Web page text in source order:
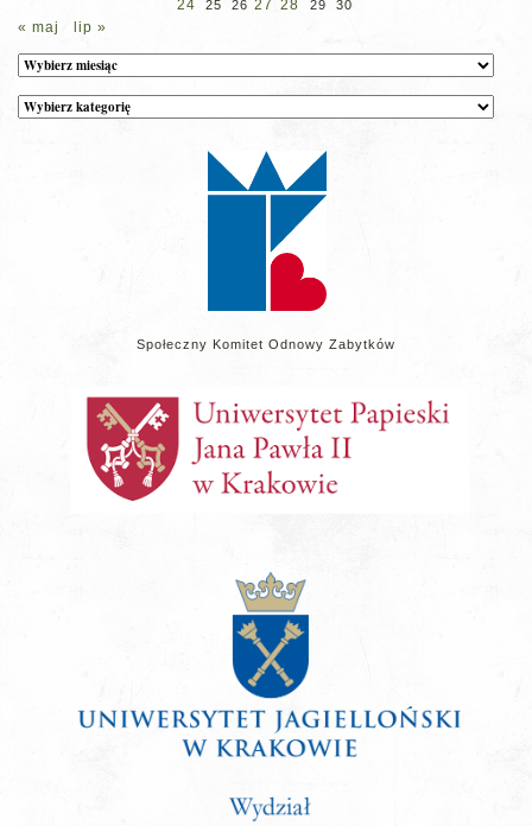
24 25 26 27 28 29 30
« maj lip »
Archiwum
Kategorie
wpisów
Społeczny Komitet Odnowy Zabytków